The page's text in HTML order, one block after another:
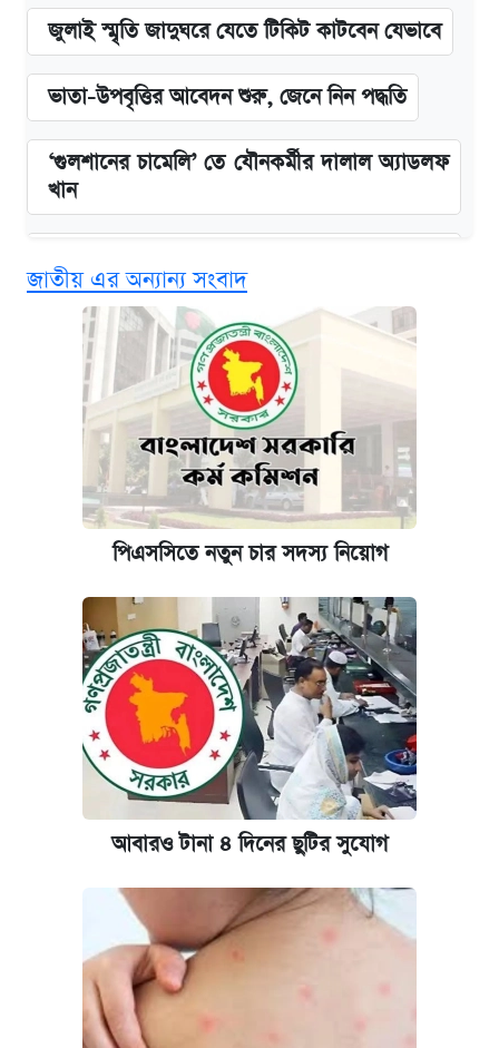
জুলাই স্মৃতি জাদুঘরে যেতে টিকিট কাটবেন যেভাবে
ভাতা-উপবৃত্তির আবেদন শুরু, জেনে নিন পদ্ধতি
‘গুলশানের চামেলি’ তে যৌনকর্মীর দালাল অ্যাডলফ
খান
দাম ও ফিচার
কবে শুরু হচ্ছে ঢাবির ভর্তি আবেদন, জানাল কর্তৃপক্ষ
নবম জাতীয় পে-স্কেল নিয়ে সর্বশেষ যা জানা গেল
কবে হবে মেডিকেল ভর্তি পরীক্ষা, জানা গেল যা
আজকের বাজারে স্বর্ণ-রুপার দাম (৫ আগস্ট)
আজকের বাজারে স্বর্ণের দাম (৪ আগস্ট)
পাঁচ দপ্তরে নতুন সচিব নিয়োগ দিল সরকার
রাষ্ট্রবিরোধী কর্মকাণ্ড: ঢাবির কয়েকজন শিক্ষকের
বিরুদ্ধে ব্যবস্থা
আজকের বাজারে স্বর্ণের দাম (৬ আগস্ট)
কেমব্রিজ বিশ্ববিদ্যালয়ের এমবিএ স্কলারশিপে
আবেদন শুরু
জাতীয় এর অন্যান্য সংবাদ
পিএসসিতে নতুন চার সদস্য নিয়োগ
আবারও টানা ৪ দিনের ছুটির সুযোগ